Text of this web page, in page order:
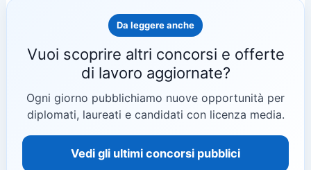
Da leggere anche
Vuoi scoprire altri concorsi e offerte
di lavoro aggiornate?
Ogni giorno pubblichiamo nuove opportunità per
diplomati, laureati e candidati con licenza media.
Vedi gli ultimi concorsi pubblici